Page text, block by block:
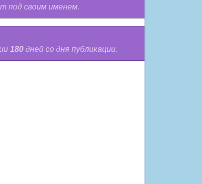
под своим именем.
180 дней со дня публикации.